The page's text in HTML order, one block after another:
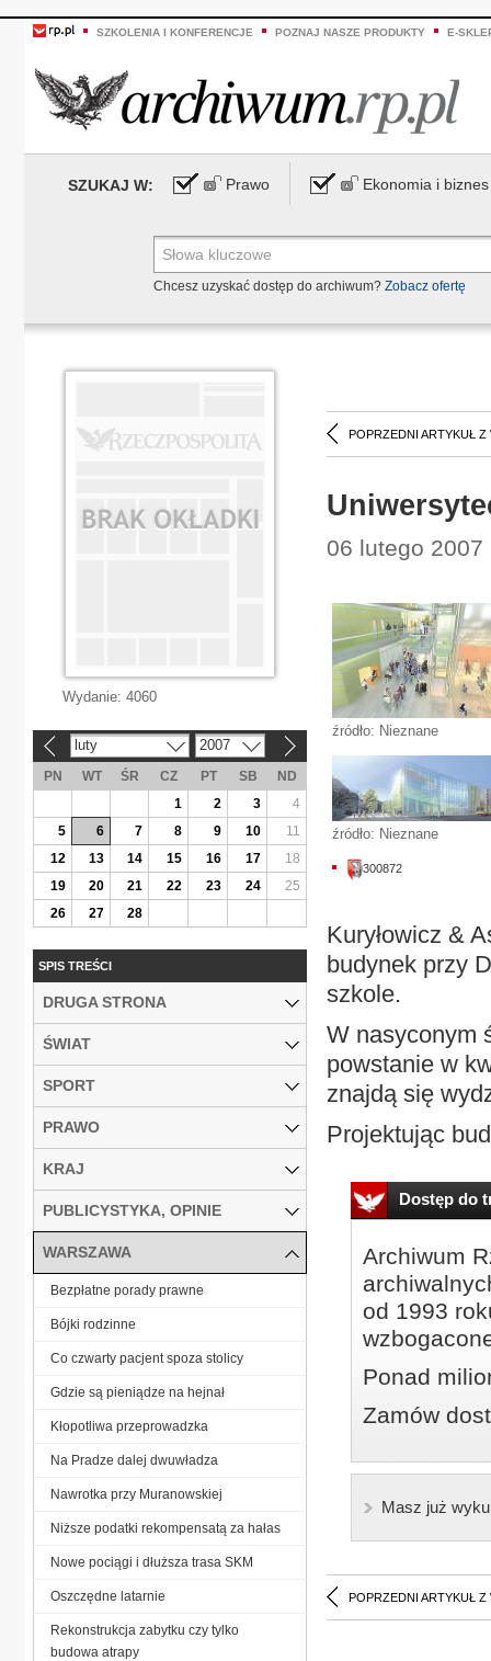
SZKOLENIA I KONFERENCJE POZNAJ NASZE PRODUKTY E-
SZUKAJ W: Prawo Ekonomia i biznes
Chcesz uzyskać dostęp do archiwum? Zobacz ofertę
POPRZEDNI ARTYKUŁ Z
06 lutego 2007
źródło: Nieznane
źródło: Nieznane
300872
Kuryłowicz &
budynek przy
szkole.
W nasyconym
powstanie w
znajdą się
Projektując
Dostęp do
Archiwum
od 1993
Ponad
Zamów
Masz już
POPRZEDNI ARTYKUŁ Z
Wydanie: 4060
luty 2007
PN WT ŚR CZ PT SB
ND
1
2 3
4
5
6 7 8 9 10
11
12
13 14 15 16 17
18
19
20 21 22 23 24
25
26
27 28
SPIS TREŚCI
DRUGA STRONA
ŚWIAT
SPORT
PRAWO
KRAJ
PUBLICYSTYKA, OPINIE
WARSZAWA
Bezpłatne porady prawne
Bójki rodzinne
Co czwarty pacjent spoza stolicy
Gdzie są pieniądze na hejnał
Kłopotliwa przeprowadzka
Na Pradze dalej dwuwładza
Nawrotka przy Muranowskiej
Niższe podatki rekompensatą za hałas
Nowe pociągi i dłuższa trasa SKM
Oszczędne latarnie
Rekonstrukcja zabytku czy tylko
budowa atrapy